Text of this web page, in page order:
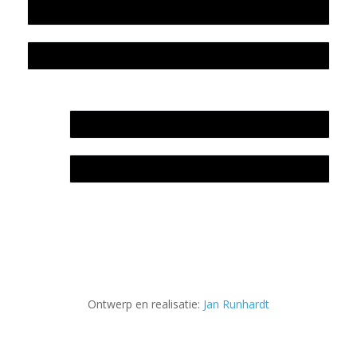
Ontwerp en realisatie: Jan Runhardt